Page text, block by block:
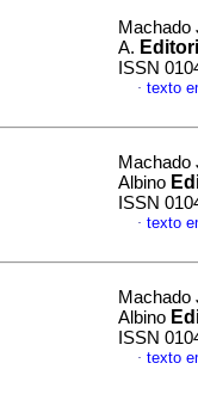
Machado
A.
ISSN
· texto
Machado
Albino
ISSN
· texto
Machado
Albino
ISSN
· texto